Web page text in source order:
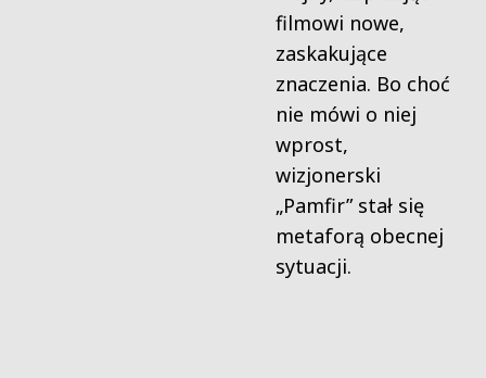
filmowi nowe,
zaskakujące
znaczenia. Bo choć
nie mówi o niej
wprost,
wizjonerski
„Pamfir” stał się
metaforą obecnej
sytuacji.